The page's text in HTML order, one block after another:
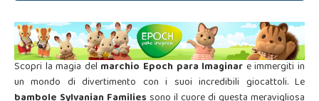
Scopri la magia del marchio Epoch para Imaginare immergiti in
un mondo di divertimento con i suoi incredibili giocattoli. Le